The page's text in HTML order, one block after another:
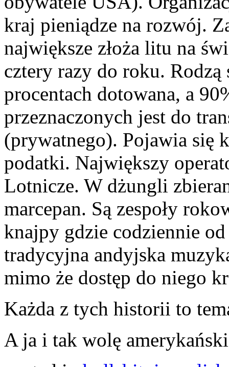
kraj pieniądze na rozwój.
największe złoża litu na
cztery razy do roku.
procentach dotowana, a
przeznaczonych jest do
(prywatnego). Pojawia się
podatki. Największy
Lotnicze. W dżungli
marcepan. Są zespoły
knajpy gdzie codziennie
tradycyjna andyjska
mimo że dostęp do niego
Każda z tych historii to
A ja i tak wolę